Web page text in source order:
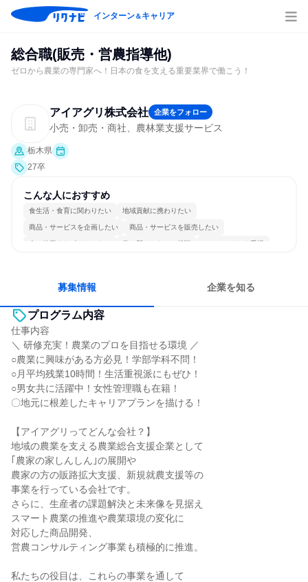
インターン＆キャリア
総合職(販売・営農指導他)
ゼロから農業の専門家へ！日本の食を支える重要業界で働こう！
アイアグリ株式会社 企業をフォロー
小売・卸売・商社、農林業支援サービス
栃木県
27卒
こんな人におすすめ
食生活・食育に関わりたい 地域貢献に携わりたい
商品・サービスを企画したい 商品・サービスを販売したい
人の仕事をサポートしたい 常に新しいものに挑戦 チームワークを重視
募集情報 企業を知る
プログラム内容
仕事内容
＼ 研修充実！農業のプロを目指せる環境 ／
○農業に興味がある方必見！学部学科不問！
○月平均残業10時間！生活重視派にもぜひ！
○男女共に活躍中！女性管理職も在籍！
〇地元に根差したキャリアプランを描ける！
【アイアグリってどんな会社？】
地域の農業を支える農業総合支援企業として
｢農家の家しんしん｣の展開や
農家の方の販路拡大支援、新規就農支援等の
事業を行っている会社です。
さらに、生産者の課題解決と未来像を見据え
スマート農業の推進や農業環境の変化に
対応した商品開発、
営農コンサルティング事業も積極的に推進。
私たちの役目は、これらの事業を通して